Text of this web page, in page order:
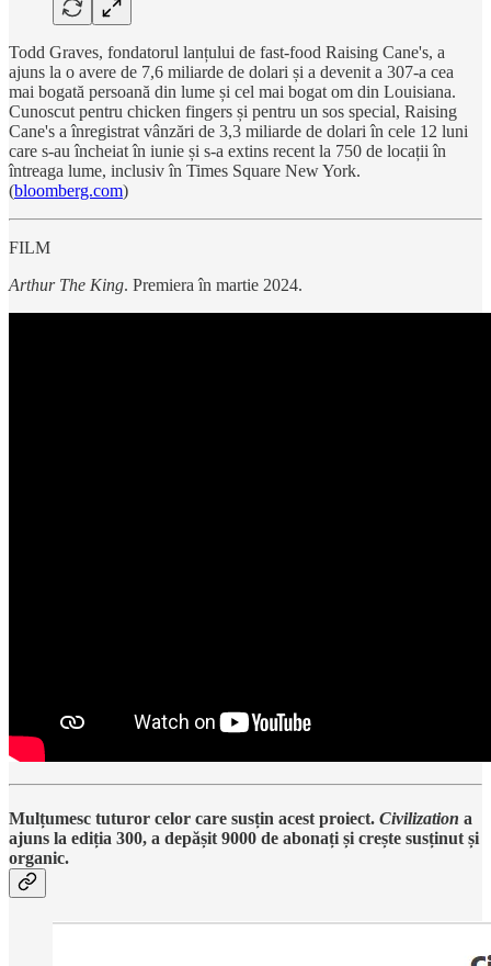
Todd Graves, fondatorul lanțului de fast-food Raising Cane's, a
ajuns la o avere de 7,6 miliarde de dolari și a devenit a 307-a cea
mai bogată persoană din lume și cel mai bogat om din Louisiana.
Cunoscut pentru chicken fingers și pentru un sos special, Raising
Cane's a înregistrat vânzări de 3,3 miliarde de dolari în cele 12 luni
care s-au încheiat în iunie și s-a extins recent la 750 de locații în
întreaga lume, inclusiv în Times Square New York.
(bloomberg.com)
FILM
Arthur The King. Premiera în martie 2024.
Mulțumesc tuturor celor care susțin acest proiect. Civilization a
ajuns la ediția 300, a depășit 9000 de abonați și crește susținut și
organic.